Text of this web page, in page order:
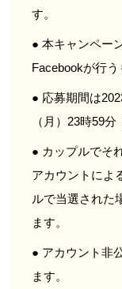
す。
● 本キャンペー
Facebookが行う
● 応募期間は
（月）23時59分
● カップルでそ
アカウントによ
ルで当選された
ます。
● アカウント非
ます。